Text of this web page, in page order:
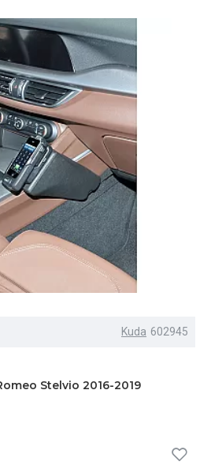
Kuda 602945
Stelvio 2016-2019